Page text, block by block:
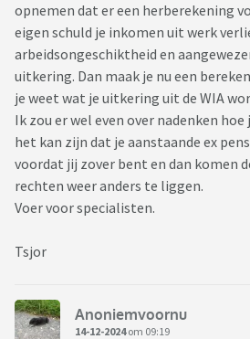
opnemen dat er een herberekening
eigen schuld je inkomen uit werk
arbeidsongeschiktheid en
uitkering. Dan maak je nu een
je weet wat je uitkering uit de WIA
Ik zou er wel even over nadenken
het kan zijn dat je aanstaande ex
voordat jij zover bent en dan komen
rechten weer anders te liggen.
Voer voor specialisten.
Tsjor
Anoniemvoornu
14-12-2024om 09:19